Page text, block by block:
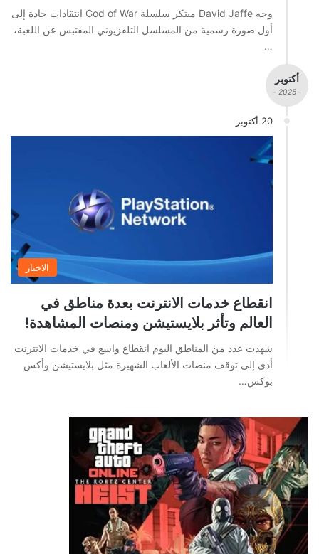
وجه David Jaffe مبتكر سلسلة God of War انتقادات حادة إلى
أول صورة رسمية من المسلسل التلفزيوني المقتبس عن اللعبة،
…
أكتوبر
- 2025 -
20 أكتوبر
الاخبار
انقطاع خدمات الانترنت بعدة مناطق في
العالم وتأثر بلايستيشن ومنصات المشاهدة!
شهدت عدد من المناطق اليوم انقطاع واسع في خدمات الانترنت
أدى إلى توقف منصات الألعاب الشهيرة مثل بلايستيشن وأكس
بوكس…